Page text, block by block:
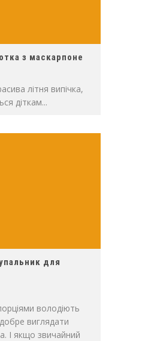
з маскарпоне
літня випічка,
діткам...
для
володіють
виглядати
І якщо звичайний